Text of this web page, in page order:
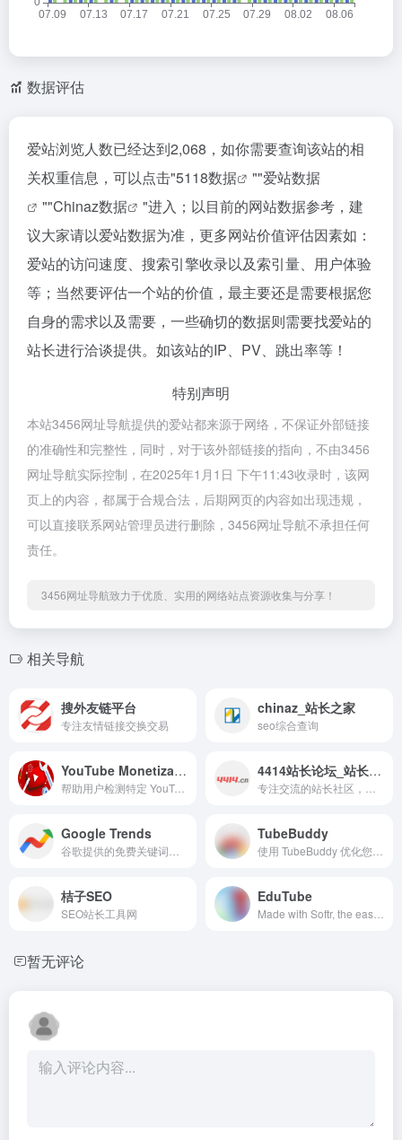
数据评估
爱站浏览人数已经达到2,068，如你需要查询该站的相
关权重信息，可以点击"5118数据 ""爱站数据
""Chinaz数据
"进入；以目前的网站数据参考，建
议大家请以爱站数据为准，更多网站价值评估因素如：
爱站的访问速度、搜索引擎收录以及索引量、用户体验
等；当然要评估一个站的价值，最主要还是需要根据您
自身的需求以及需要，一些确切的数据则需要找爱站的
站长进行洽谈提供。如该站的IP、PV、跳出率等！
特别声明
本站3456网址导航提供的爱站都来源于网络，不保证外部链接
的准确性和完整性，同时，对于该外部链接的指向，不由3456
网址导航实际控制，在2025年1月1日 下午11:43收录时，该网
页上的内容，都属于合规合法，后期网页的内容如出现违规，
可以直接联系网站管理员进行删除，3456网址导航不承担任何
责任。
3456网址导航致力于优质、实用的网络站点资源收集与分享！
相关导航
搜外友链平台
专注友情链接交换交易
chinaz_站长之家
seo综合查询
YouTube Monetization
帮助用户检测特定 YouTube 频道或视频是否已启用货币化功能
4414站长论坛_站长交易论坛_站长社区
Google Trends TubeBuddy
桔子SEO
SEO站长工具网
EduTube
暂无评论